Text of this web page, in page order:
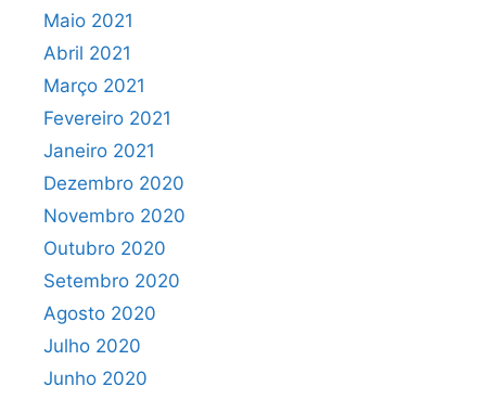
Maio 2021
Abril 2021
Março 2021
Fevereiro 2021
Janeiro 2021
Dezembro 2020
Novembro 2020
Outubro 2020
Setembro 2020
Agosto 2020
Julho 2020
Junho 2020